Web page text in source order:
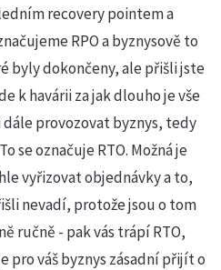
recovery pointem a
RPO a byznysově to
byly dokončeny, ale přišli jste
k havárii za jak dlouho je vše
provozovat byznys, tedy
se označuje RTO. Možná je
vyřizovat objednávky a to,
nevadí, protože jsou o tom
ručně - pak vás trápí RTO,
pro váš byznys zásadní přijít o